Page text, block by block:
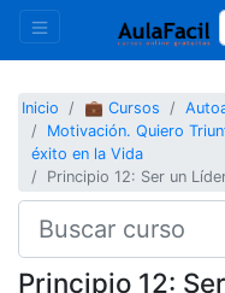
Inicio 💼 Cursos
Motivación. Quiero
éxito en la Vida
Principio 12: Ser un
Principio 12: